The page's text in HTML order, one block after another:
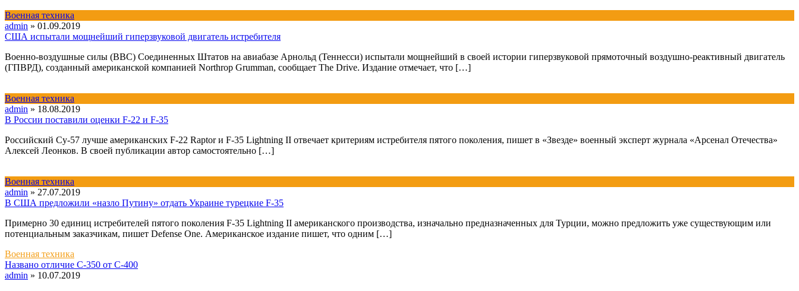
Военная техника
admin » 01.09.2019
США испытали мощнейший гиперзвуковой двигатель истребителя
Военно-воздушные силы (ВВС) Соединенных Штатов на авиабазе Арнольд (Теннесси) испытали мощнейший в своей истории гиперзвуковой прямоточный воздушно-реактивный двигатель
(ГПВРД), созданный американской компанией Northrop Grumman, сообщает The Drive. Издание отмечает, что […]
Военная техника
admin » 18.08.2019
В России поставили оценки F-22 и F-35
Российский Су-57 лучше американских F-22 Raptor и F-35 Lightning II отвечает критериям истребителя пятого поколения, пишет в «Звезде» военный эксперт журнала «Арсенал Отечества»
Алексей Леонков. В своей публикации автор самостоятельно […]
Военная техника
admin » 27.07.2019
В США предложили «назло Путину» отдать Украине турецкие F-35
Примерно 30 единиц истребителей пятого поколения F-35 Lightning II американского производства, изначально предназначенных для Турции, можно предложить уже существующим или
потенциальным заказчикам, пишет Defense One. Американское издание пишет, что одним […]
Военная техника
Названо отличие С-350 от С-400
admin » 10.07.2019